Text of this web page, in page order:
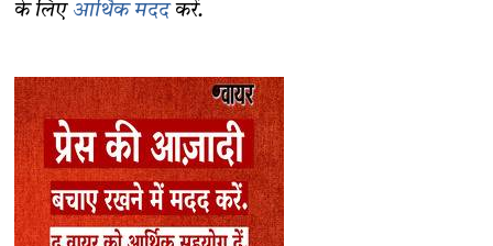
के लिए आर्थिक मददकरें.